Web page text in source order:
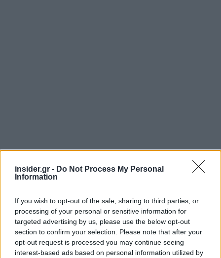
insider.gr - Do Not Process My Personal
Information
If you wish to opt-out of the sale, sharing to third parties, or
processing of your personal or sensitive information for
targeted advertising by us, please use the below opt-out
section to confirm your selection. Please note that after your
opt-out request is processed you may continue seeing
interest-based ads based on personal information utilized by
Εύσημα Τζεντιλόνι στην Ελλάδα